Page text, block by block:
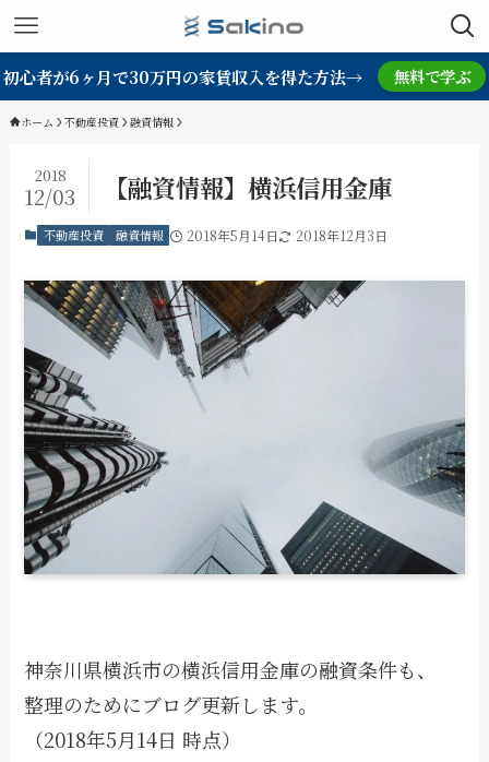
初心者が6ヶ月で30万円の家賃収入を得た方法→ 無料で学ぶ
ホーム 不動産投資 融資情報
【融資情報】横浜信用金庫
2018
12/03
不動産投資 融資情報 2018年5月14日 2018年12月3日
神奈川県横浜市の横浜信用金庫の融資条件も、
整理のためにブログ更新します。
（2018年5月14日 時点）